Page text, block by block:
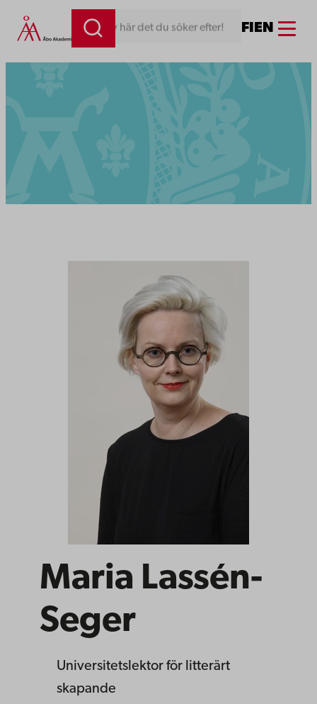
Skriv här det du söker efter! FIEN Menu
Maria Lassén-
Seger
Universitetslektor för litterärt
skapande